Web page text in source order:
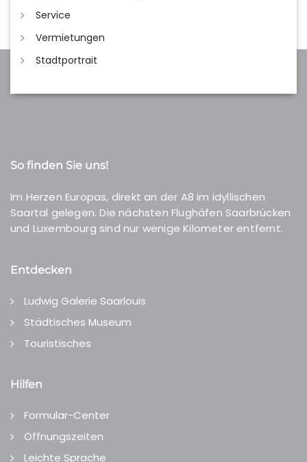
Service
Vermietungen
Stadtportrait
So finden Sie uns!
Im Herzen Europas, direkt an der A8 im idyllischen
Saartal gelegen. Die nächsten Flughäfen Saarbrücken
und Luxembourg sind nur wenige Kilometer entfernt.
Entdecken
Ludwig Galerie Saarlouis
Städtisches Museum
Touristisches
Hilfen
Formular-Center
Öffnungszeiten
Leichte Sprache